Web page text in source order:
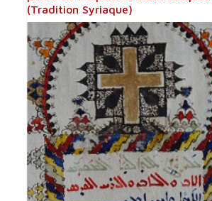
(Tradition Syriaque)